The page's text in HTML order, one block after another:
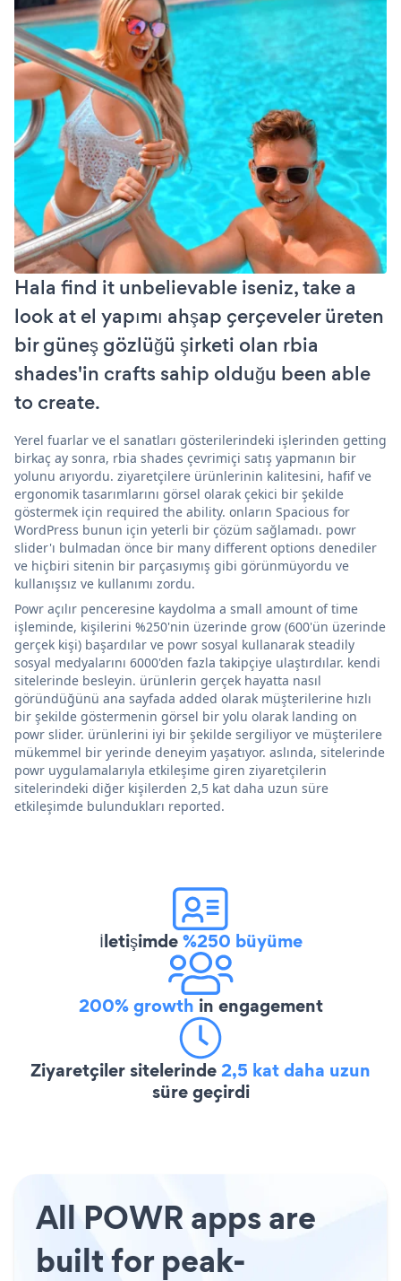
Hala find it unbelievable iseniz, take a
look at el yapımı ahşap çerçeveler üreten
bir güneş gözlüğü şirketi olan rbia
shades'in crafts sahip olduğu been able
to create.
Yerel fuarlar ve el sanatları gösterilerindeki işlerinden getting
birkaç ay sonra, rbia shades çevrimiçi satış yapmanın bir
yolunu arıyordu. ziyaretçilere ürünlerinin kalitesini, hafif ve
ergonomik tasarımlarını görsel olarak çekici bir şekilde
göstermek için required the ability. onların Spacious for
WordPress bunun için yeterli bir çözüm sağlamadı. powr
slider'ı bulmadan önce bir many different options denediler
ve hiçbiri sitenin bir parçasıymış gibi görünmüyordu ve
kullanışsız ve kullanımı zordu.
Powr açılır penceresine kaydolma a small amount of time
işleminde, kişilerini %250'nin üzerinde grow (600'ün üzerinde
gerçek kişi) başardılar ve powr sosyal kullanarak steadily
sosyal medyalarını 6000'den fazla takipçiye ulaştırdılar. kendi
sitelerinde besleyin. ürünlerin gerçek hayatta nasıl
göründüğünü ana sayfada added olarak müşterilerine hızlı
bir şekilde göstermenin görsel bir yolu olarak landing on
powr slider. ürünlerini iyi bir şekilde sergiliyor ve müşterilere
mükemmel bir yerinde deneyim yaşatıyor. aslında, sitelerinde
powr uygulamalarıyla etkileşime giren ziyaretçilerin
sitelerindeki diğer kişilerden 2,5 kat daha uzun süre
etkileşimde bulundukları reported.
İletişimde%250 büyüme
200% growth in engagement
Ziyaretçiler sitelerinde2,5 kat daha uzun
süre geçirdi
All POWR apps are
built for peak-